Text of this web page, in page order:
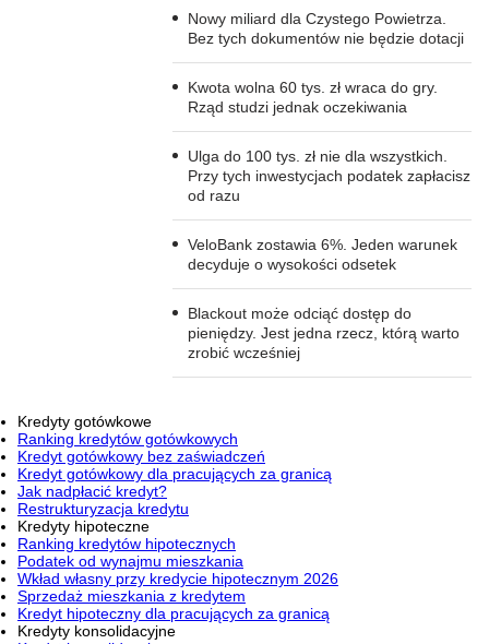
Nowy miliard dla Czystego Powietrza.
Bez tych dokumentów nie będzie dotacji
Kwota wolna 60 tys. zł wraca do gry.
Rząd studzi jednak oczekiwania
Ulga do 100 tys. zł nie dla wszystkich.
Przy tych inwestycjach podatek zapłacisz
od razu
VeloBank zostawia 6%. Jeden warunek
decyduje o wysokości odsetek
Blackout może odciąć dostęp do
pieniędzy. Jest jedna rzecz, którą warto
zrobić wcześniej
Kredyty gotówkowe
Ranking kredytów gotówkowych
Kredyt gotówkowy bez zaświadczeń
Kredyt gotówkowy dla pracujących za granicą
Jak nadpłacić kredyt?
Restrukturyzacja kredytu
Kredyty hipoteczne
Ranking kredytów hipotecznych
Podatek od wynajmu mieszkania
Wkład własny przy kredycie hipotecznym 2026
Sprzedaż mieszkania z kredytem
Kredyt hipoteczny dla pracujących za granicą
Kredyty konsolidacyjne